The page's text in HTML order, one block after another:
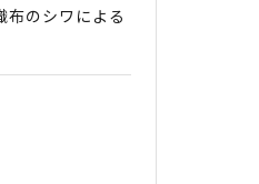
のシワによる